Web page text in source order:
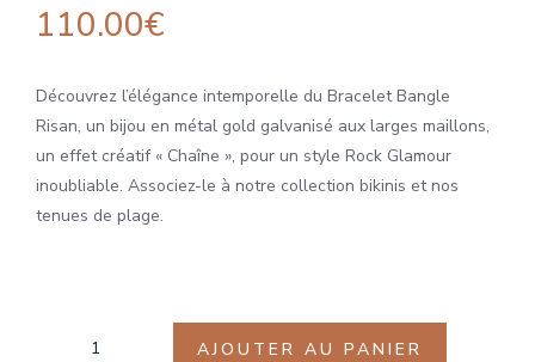
110.00€
Découvrez l’élégance intemporelle du Bracelet Bangle
Risan, un bijou en métal gold galvanisé aux larges maillons,
un effet créatif « Chaîne », pour un style Rock Glamour
inoubliable. Associez-le à notre collection bikinis et nos
tenues de plage.
AJOUTER AU PANIER